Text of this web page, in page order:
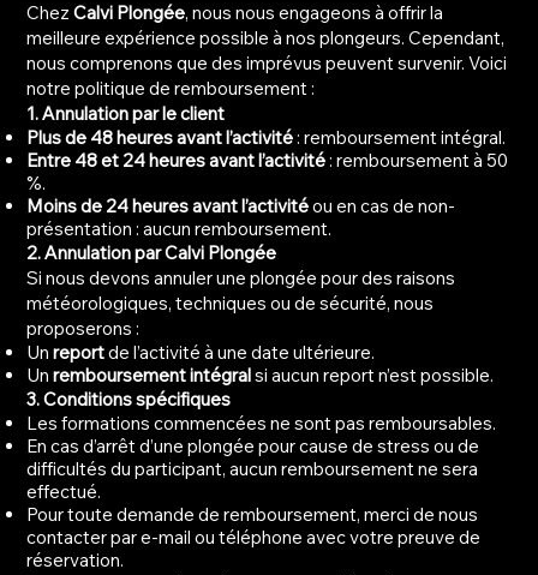
ChezCalvi Plongée, nous nous engageons à offrir la
meilleure expérience possible à nos plongeurs. Cependant,
nous comprenons que des imprévus peuvent survenir. Voici
notre politique de remboursement :
1. Annulation par le client
Plus de 48 heures avant l’activité : remboursement intégral.
Entre 48 et 24 heures avant l’activité : remboursement à 50
%.
Moins de 24 heures avant l’activitéou en cas de non-
présentation : aucun remboursement.
2. Annulation par Calvi Plongée
Si nous devons annuler une plongée pour des raisons
météorologiques, techniques ou de sécurité, nous
proposerons :
Unreportde l’activité à une date ultérieure.
Unremboursement intégralsi aucun report n’est possible.
3. Conditions spécifiques
Les formations commencées ne sont pas remboursables.
En cas d’arrêt d’une plongée pour cause de stress ou de
difficultés du participant, aucun remboursement ne sera
effectué.
Pour toute demande de remboursement, merci de nous
contacter par e-mail ou téléphone avec votre preuve de
réservation.